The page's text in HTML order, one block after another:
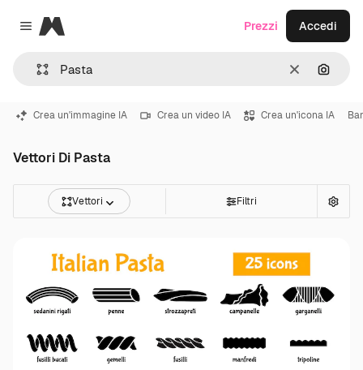
Close menu
Magnific
CancellaCerca
Prezzi Accedi
Crea un'immagine IA Crea un video IA Crea un'icona IA
Vettori Di Pasta
Vettori Filtri